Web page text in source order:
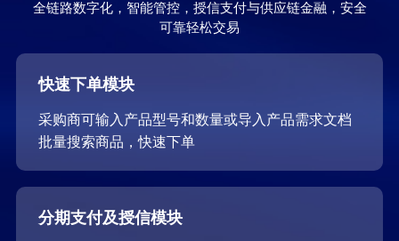
全链路数字化，智能管控，授信支付与供应链金融，安全
可靠轻松交易
快速下单模块
采购商可输入产品型号和数量或导入产品需求文档
批量搜索商品，快速下单
分期支付及授信模块